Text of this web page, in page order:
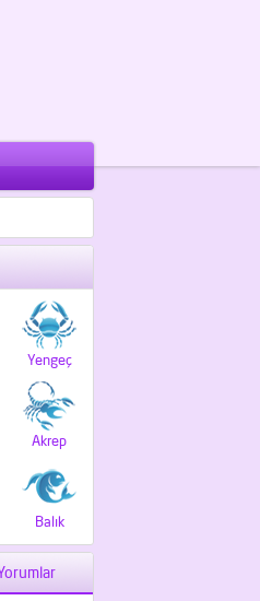
Yengeç
Akrep
Balık